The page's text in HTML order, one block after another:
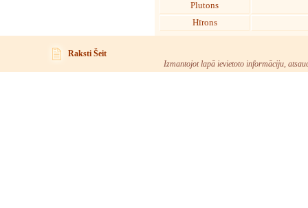
Plutons
Hīrons
Raksti Šeit
Izmantojot lapā ievietoto informāciju,